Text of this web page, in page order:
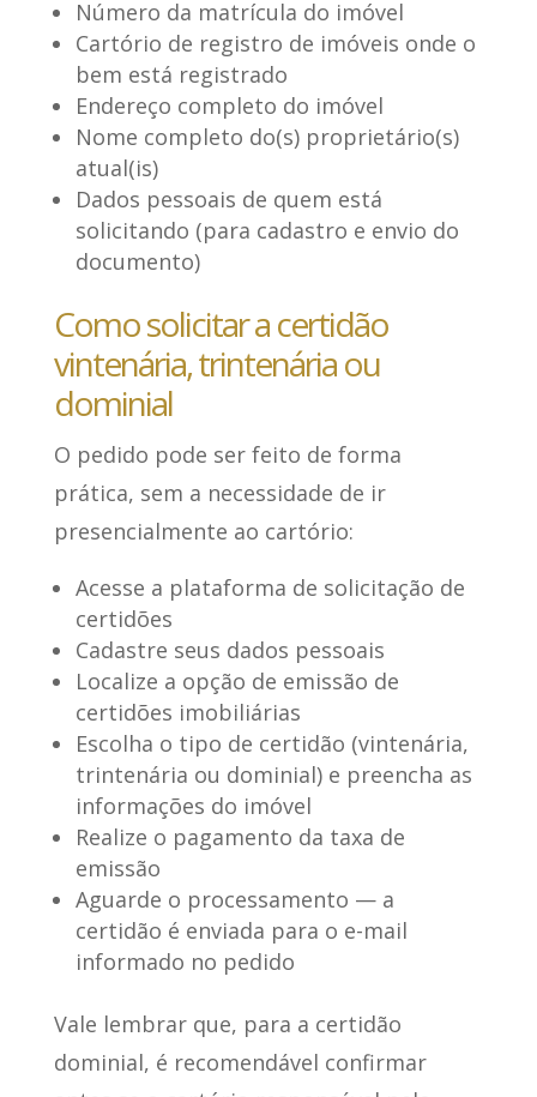
Número da matrícula do imóvel
Cartório de registro de imóveis onde o
bem está registrado
Endereço completo do imóvel
Nome completo do(s) proprietário(s)
atual(is)
Dados pessoais de quem está
solicitando (para cadastro e envio do
documento)
Como solicitar a certidão
vintenária, trintenária ou
dominial
O pedido pode ser feito de forma
prática, sem a necessidade de ir
presencialmente ao cartório:
Acesse a plataforma de solicitação de
certidões
Cadastre seus dados pessoais
Localize a opção de emissão de
certidões imobiliárias
Escolha o tipo de certidão (vintenária,
trintenária ou dominial) e preencha as
informações do imóvel
Realize o pagamento da taxa de
emissão
Aguarde o processamento — a
certidão é enviada para o e-mail
informado no pedido
Vale lembrar que, para a certidão
dominial, é recomendável confirmar